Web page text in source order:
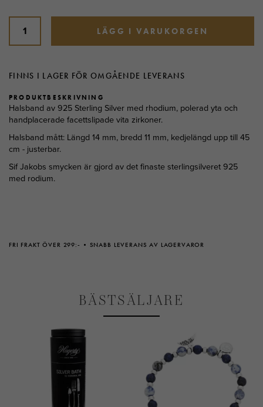
PRODUKTBESKRIVNING
Halsband av 925 Sterling Silver med rhodium, polerad yta och
handplacerade facettslipade vita zirkoner.
Halsband mått: Längd 14 mm, bredd 11 mm, kedjelängd upp till 45
cm - justerbar.
Sif Jakobs smycken är gjord av det finaste sterlingsilveret 925
med rodium.
LÄGG I VARUKORGEN
FINNS I LAGER FÖR OMGÅENDE LEVERANS
FRI FRAKT ÖVER 299:- SNABB LEVERANS AV LAGERVAROR
BÄSTSÄLJARE